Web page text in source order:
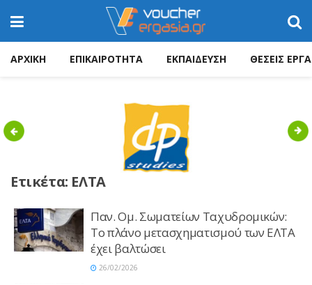
ΑΡΧΙΚΗ ΕΠΙΚΑΙΡΟΤΗΤΑ ΕΚΠΑΙΔΕΥΣΗ ΘΕΣΕΙΣ
Previous
Ετικέτα: ΕΛΤΑ
Παν. Ομ. Σωματείων Ταχυδρομικών:
Το πλάνο μετασχηματισμού των ΕΛΤΑ
έχει βαλτώσει
26/02/2026